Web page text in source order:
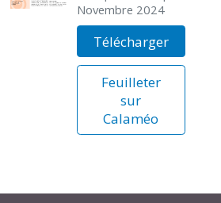
Novembre 2024
Télécharger
Feuilleter
sur
Calaméo